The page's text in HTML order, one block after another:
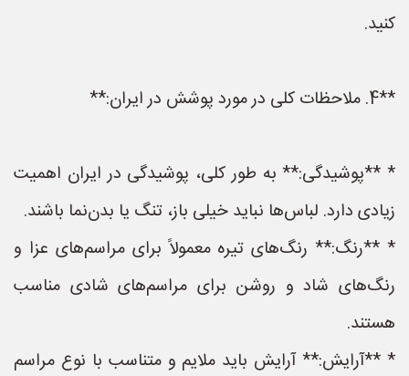
کنید.
**4. ملاحظات کلی در مورد پوشش در ایران:**
* **پوشیدگی:** به طور کلی، پوشیدگی در ایران اهمیت
زیادی دارد. لباس‌ها نباید خیلی باز، تنگ یا بدن‌نما باشند.
* **رنگ:** رنگ‌های تیره معمولاً برای مراسم‌های عزا و
رنگ‌های شاد و روشن برای مراسم‌های شادی مناسب
هستند.
* **آرایش:** آرایش باید ملایم و متناسب با نوع مراسم